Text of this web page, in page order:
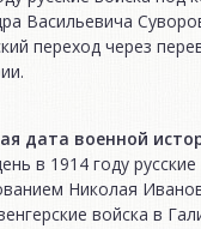
Васильевича
переход через
дата военной
в 1914 году
Николая
войска в